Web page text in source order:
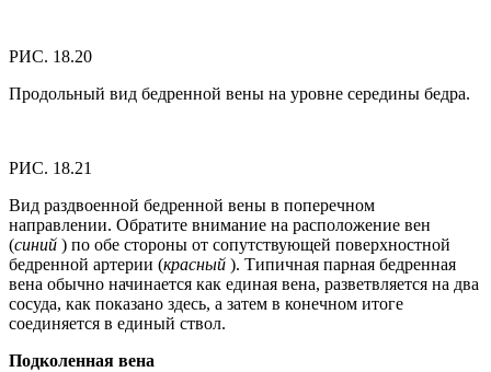
РИС. 18.20
Продольный вид бедренной вены на уровне середины бедра.
РИС. 18.21
Вид раздвоенной бедренной вены в поперечном
направлении. Обратите внимание на расположение вен
(синий ) по обе стороны от сопутствующей поверхностной
бедренной артерии (красный ). Типичная парная бедренная
вена обычно начинается как единая вена, разветвляется на два
сосуда, как показано здесь, а затем в конечном итоге
соединяется в единый ствол.
Подколенная вена